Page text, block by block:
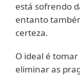
está sofrendo
entanto
certeza.
O ideal é
eliminar as